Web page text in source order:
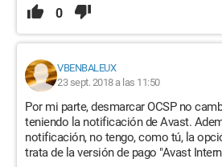
0
VBENBALEUX
23 sept. 2018 a las 11:50
Por mi parte, desmarcar OCSP no
teniendo la notificación de Avast.
notificación, no tengo, como tú, la
trata de la versión de pago "Avast